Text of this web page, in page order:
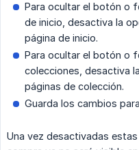
Para ocultar el botón o
de inicio, desactiva la
página de inicio.
Para ocultar el botón o
colecciones, desactiva
páginas de colección.
Guarda los cambios
Una vez desactivadas